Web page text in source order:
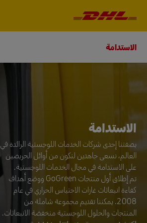
الاستدامة
الاستدامة
الاستدامة
بصفتنا إحدى شركات الخدمات اللوجستية الرائدة في
العالم، نسعى جاهدين لنكون من أوائل الحريصين
على الاستدامة في مجال الخدمات اللوجستية.
تم إطلاق أول منتجات GoGreen ووضع أهداف
كفاءة انبعاثات غازات الاحتباس الحراري في عام
2008. يمكننا تقديم مجموعة شاملة من
المنتجات والحلول اللوجستية منخفضة الانبعاثات.